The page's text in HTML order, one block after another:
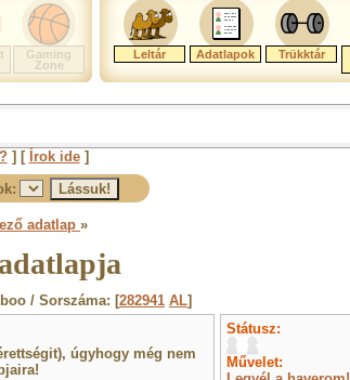
Gaming
Zone
Leltár Adatlapok Trükktár
] [ Írok ide]
adatlap »
/ Sorszáma: [282941 AL]
úgyhogy még nem
Státusz:
Művelet: